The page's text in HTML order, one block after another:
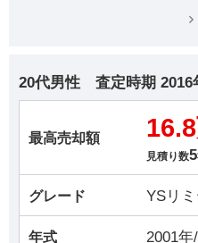
20代男性 査定時期 2016
最高売却額
見積り数5
グレード YSリ
年式 2001